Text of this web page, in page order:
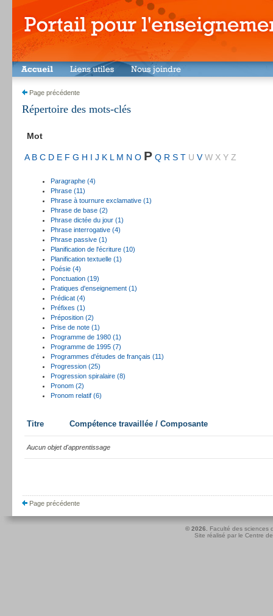
Page précédente
Répertoire des mots-clés
Mot
A B C D E F G H I J K L M N O P Q R S T U V W X Y Z
Paragraphe (4)
Phrase (11)
Phrase à tournure exclamative (1)
Phrase de base (2)
Phrase dictée du jour (1)
Phrase interrogative (4)
Phrase passive (1)
Planification de l'écriture (10)
Planification textuelle (1)
Poésie (4)
Ponctuation (19)
Pratiques d'enseignement (1)
Prédicat (4)
Préfixes (1)
Préposition (2)
Prise de note (1)
Programme de 1980 (1)
Programme de 1995 (7)
Programmes d'études de français (11)
Progression (25)
Progression spiralaire (8)
Pronom (2)
Pronom relatif (6)
Titre Compétence travaillée / Composante
Aucun objet d'apprentissage
Page précédente
© 2026.
Faculté des sciences
Site réalisé par le Centre